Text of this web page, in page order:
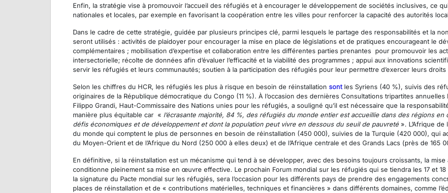
Enfin, la stratégie vise à promouvoir l’accueil des réfugiés et à encourager le développement de sociétés inclusives, ce
nationales et locales, par exemple en favorisant la coopération entre les villes pour renforcer la capacité des autorités
Dans le cadre de cette stratégie, guidée par plusieurs principes clé, parmi lesquels le partage des responsabilités et la
seront utilisés : activités de plaidoyer pour encourager la mise en place de législations et de pratiques encourageant le
complémentaires ; mobilisation d’expertise et collaboration entre les différentes parties prenantes pour promouvoir les
intersectorielle; récolte de données afin d’évaluer l’efficacité et la viabilité des programmes ; appui aux innovations
servir les réfugiés et leurs communautés; soutien à la participation des réfugiés pour leur permettre d’exercer leurs
Selon les chiffres du HCR, les réfugiés les plus à risque en besoin de réinstallation sontles Syriens (40 %), suivis des
originaires de la République démocratique du Congo (11 %). À l’occasion des dernières Consultations tripartites
Filippo Grandi, Haut-Commissaire des Nations unies pour les réfugiés, a souligné qu’il est nécessaire que la
manière plus équitable car « l’écrasante majorité, 84 %, des réfugiés du monde entier est accueillie dans des régions
défis économiques et de développement et dont la population peut vivre en dessous du seuil de pauvreté ». L’Afrique de
du monde qui comptent le plus de personnes en besoin de réinstallation (450 000), suivies de la Turquie (420 000), qui
du Moyen-Orient et de l’Afrique du Nord (250 000 à elles deux) et de l’Afrique centrale et des Grands Lacs (près de 165
En définitive, si la réinstallation est un mécanisme qui tend à se développer, avec des besoins toujours croissants, la
conditionne pleinement sa mise en œuvre effective. Le prochain Forum mondial sur les réfugiés qui se tiendra les 17 et
la signature du Pacte mondial sur les réfugiés, sera l’occasion pour les différents pays de prendre des engagements
places de réinstallation et de « contributions matérielles, techniques et financières » dans différents domaines, comme